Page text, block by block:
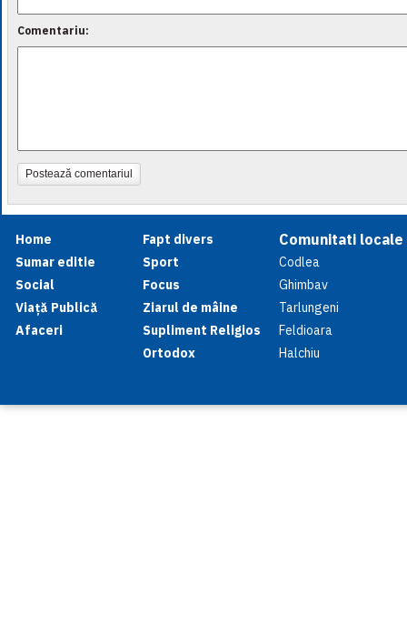
Comentariu:
Postează comentariul
Home
Sumar editie
Social
Viață Publică
Afaceri
Fapt divers
Sport
Focus
Ziarul de mâine
Supliment Religios
Ortodox
Comunitati locale
Codlea
Ghimbav
Tarlungeni
Feldioara
Halchiu